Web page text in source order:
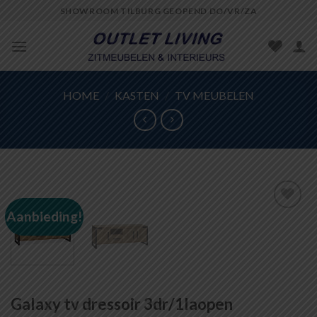
content
SHOWROOM TILBURG GEOPEND DO/VR/ZA
HOME / KASTEN / TV MEUBELEN
Aanbieding!
Galaxy tv dressoir 3dr/1laopen